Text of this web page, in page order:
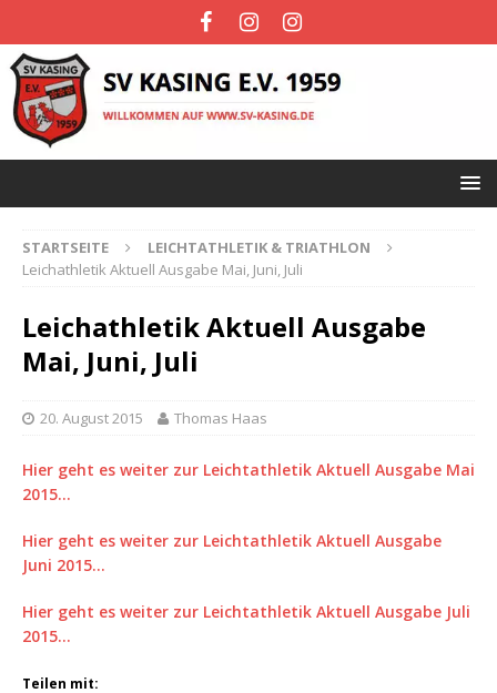
STARTSEITE
LEICHTATHLETIK & TRIATHLON
Leichathletik Aktuell Ausgabe Mai, Juni, Juli
Leichathletik Aktuell Ausgabe
Mai, Juni, Juli
20. August 2015 Thomas Haas
Hier geht es weiter zur Leichtathletik Aktuell Ausgabe Mai
2015…
Hier geht es weiter zur Leichtathletik Aktuell Ausgabe
Juni 2015…
Hier geht es weiter zur Leichtathletik Aktuell Ausgabe Juli
2015…
Teilen mit: